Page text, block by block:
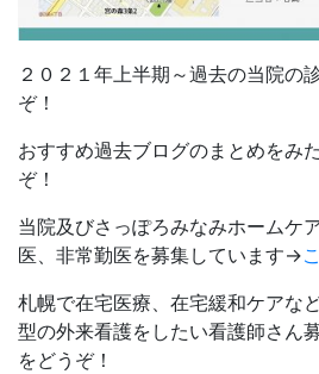
２０２１年上半期～過去の当院の
ぞ！
おすすめ過去ブログのまとめをみ
ぞ！
当院及びさっぽろみなみホームケ
医、非常勤医を募集しています→
札幌で在宅医療、在宅緩和ケアな
型の外来看護をしたい看護師さん
をどうぞ！